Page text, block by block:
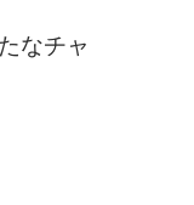
なチャ